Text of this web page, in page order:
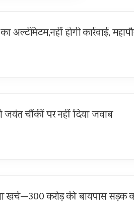
अल्टीमेटम,नहीं होगी कार्रवाई,
चौंकीं पर नहीं दिया जवाब
खर्च—300 करोड़ की बायपास सड़क